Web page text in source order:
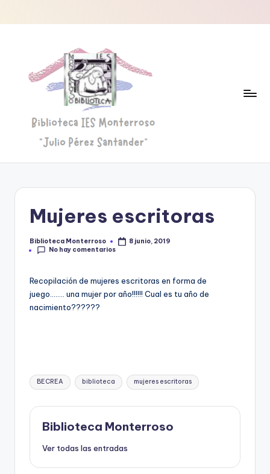
Saltar
Mujeres escritoras
Publicado
por
Biblioteca Monterroso
8 junio, 2019
No hay comentarios
Recopilación de mujeres escritoras en forma de
juego…….. una mujer por año!!!!!! Cual es tu año de
nacimiento??????
Etiquetas:
BECREA biblioteca mujeres escritoras
Biblioteca Monterroso
Ver todas las entradas